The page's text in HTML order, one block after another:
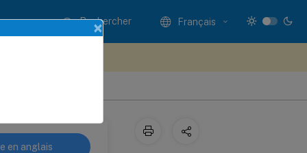
Rechercher Français
en anglais
×